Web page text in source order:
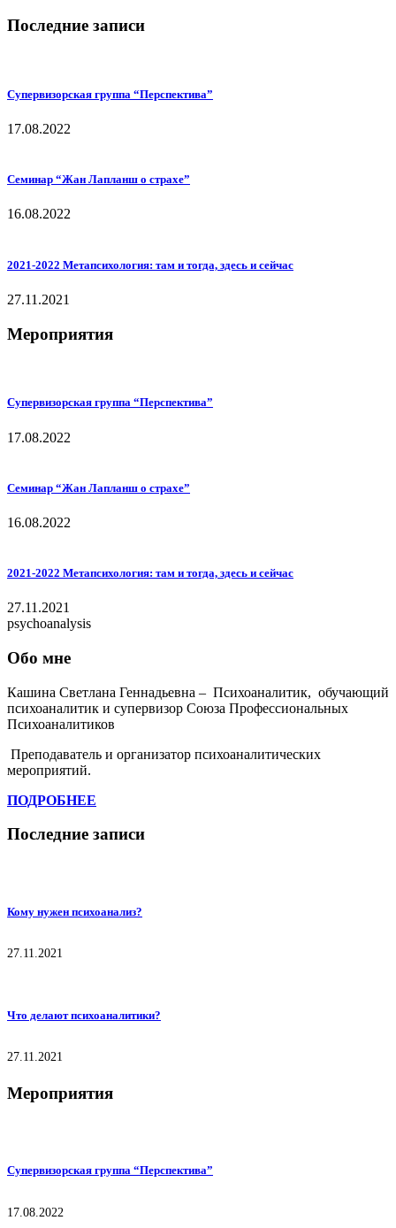
Последние записи
Супервизорская группа “Перспектива”
17.08.2022
Семинар “Жан Лапланш о страхе”
16.08.2022
2021-2022 Метапсихология: там и тогда, здесь и сейчас
27.11.2021
Мероприятия
Супервизорская группа “Перспектива”
17.08.2022
Семинар “Жан Лапланш о страхе”
16.08.2022
2021-2022 Метапсихология: там и тогда, здесь и сейчас
27.11.2021
psychoanalysis
Обо мне
Кашина Светлана Геннадьевна – Психоаналитик, обучающий
психоаналитик и супервизор Союза Профессиональных
Психоаналитиков
Преподаватель и организатор психоаналитических
мероприятий.
ПОДРОБНЕЕ
Последние записи
Кому нужен психоанализ?
27.11.2021
Что делают психоаналитики?
27.11.2021
Мероприятия
Супервизорская группа “Перспектива”
17.08.2022